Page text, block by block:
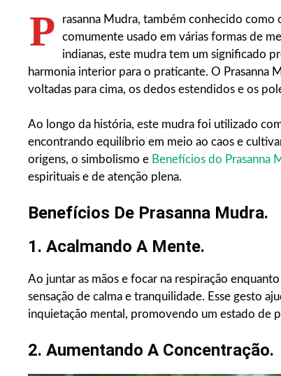
P
rasanna Mudra, também conhecido
comumente usado em várias formas de
indianas, este mudra tem um significado
harmonia interior para o praticante. O Prasanna
voltadas para cima, os dedos estendidos e os
Ao longo da história, este mudra foi utilizado
encontrando equilíbrio em meio ao caos e
origens, o simbolismo e Benefícios do Prasanna
espirituais e de atenção plena.
Benefícios De Prasanna Mudra.
1. Acalmando A Mente.
Ao juntar as mãos e focar na respiração
sensação de calma e tranquilidade. Esse gesto
inquietação mental, promovendo um estado de
2. Aumentando A Concentração.